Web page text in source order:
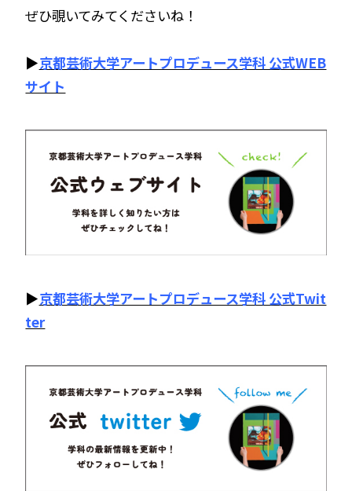
ぜひ覗いてみてくださいね！
▶️京都芸術大学アートプロデュース学科 公式WEB
サイト
▶️京都芸術大学アートプロデュース学科 公式Twit
ter